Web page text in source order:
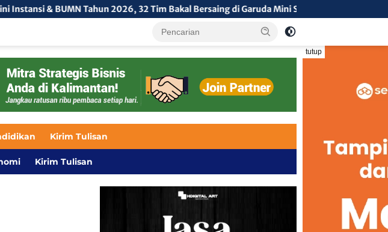
Tahun 2026, 32 Tim Bakal Bersaing di Garuda Mini Soccer
tutup
Kirim Tulisan
Kirim Tulisan